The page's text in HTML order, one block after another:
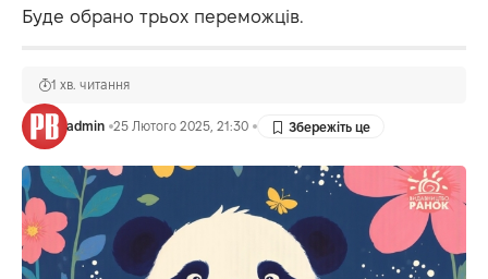
Буде обрано трьох переможців.
admin 25 Лютого 2025, 21:30
1 хв. читання